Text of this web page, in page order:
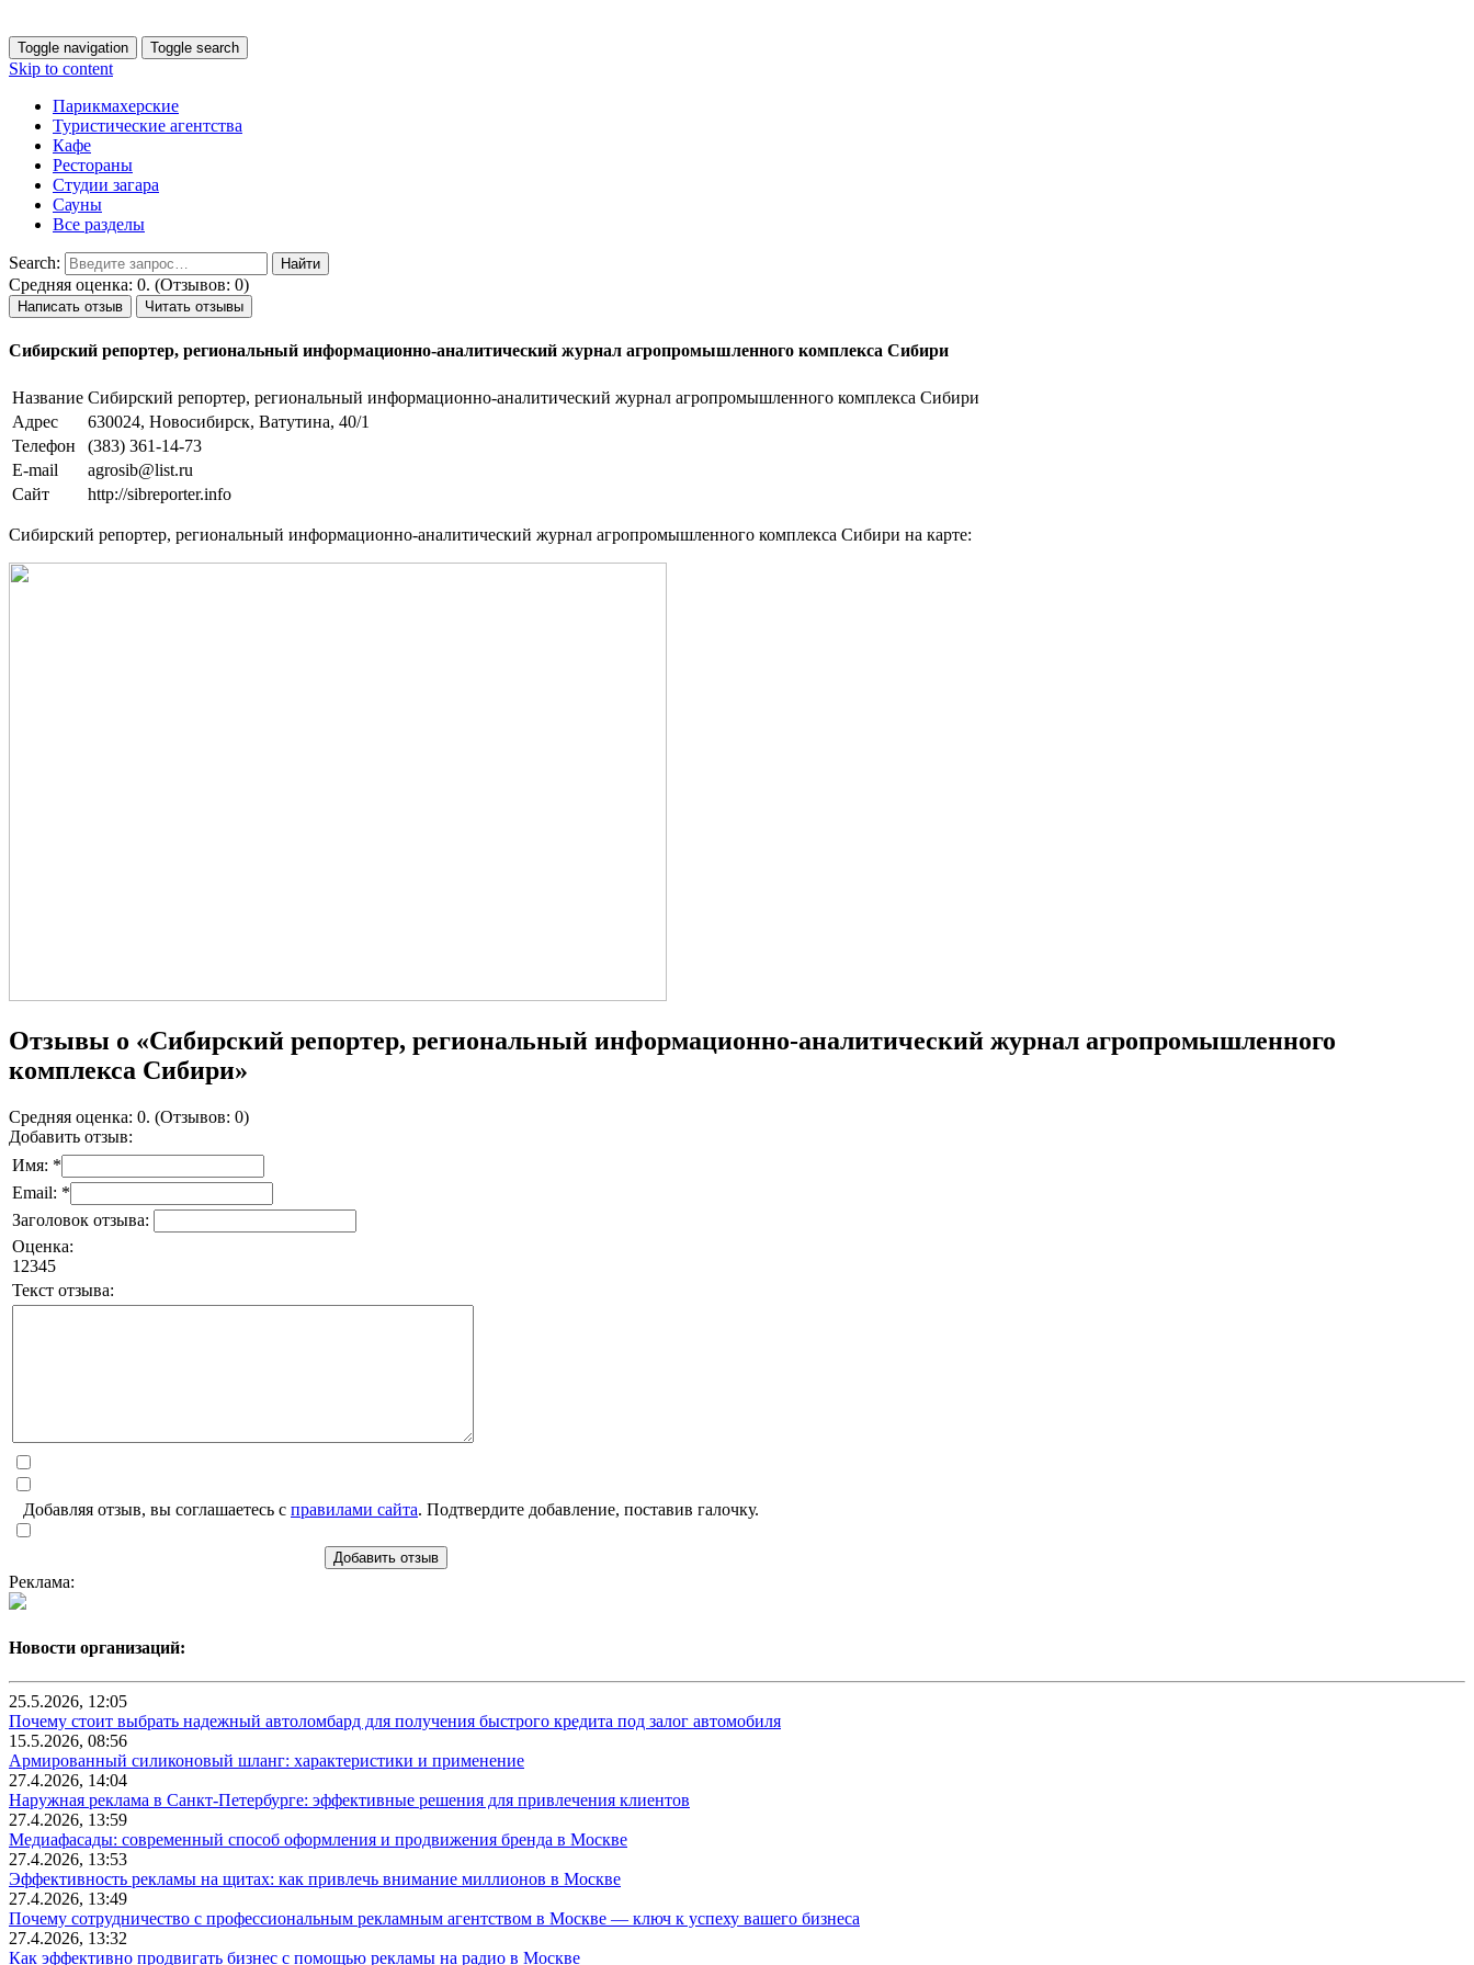
Toggle navigation Toggle search
Skip to content
Парикмахерские
Туристические агентства
Кафе
Рестораны
Студии загара
Сауны
Все разделы
Search:
Средняя оценка: 0. (Отзывов: 0)
Написать отзыв Читать отзывы
Сибирский репортер, региональный информационно-аналитический журнал агропромышленного комплекса Сибири
Название Сибирский репортер, региональный информационно-аналитический журнал агропромышленного комплекса Сибири
Адрес
630024, Новосибирск, Ватутина, 40/1
Телефон
(383) 361-14-73
E-mail
agrosib@list.ru
Сайт
http://sibreporter.info
Сибирский репортер, региональный информационно-аналитический журнал агропромышленного комплекса Сибири на карте:
Отзывы о «Сибирский репортер, региональный информационно-аналитический журнал агропромышленного
комплекса Сибири»
Средняя оценка: 0. (Отзывов: 0)
Добавить отзыв:
Имя: *
Email: *
Заголовок отзыва:
Оценка:
1 2345
Текст отзыва:
Добавляя отзыв, вы соглашаетесь с правилами сайта. Подтвердите добавление, поставив галочку.
Добавить отзыв
Реклама:
Новости организаций:
25.5.2026, 12:05
Почему стоит выбрать надежный автоломбард для получения быстрого кредита под залог автомобиля
15.5.2026, 08:56
Армированный силиконовый шланг: характеристики и применение
27.4.2026, 14:04
Наружная реклама в Санкт-Петербурге: эффективные решения для привлечения клиентов
27.4.2026, 13:59
Медиафасады: современный способ оформления и продвижения бренда в Москве
27.4.2026, 13:53
Эффективность рекламы на щитах: как привлечь внимание миллионов в Москве
27.4.2026, 13:49
Почему сотрудничество с профессиональным рекламным агентством в Москве — ключ к успеху вашего бизнеса
27.4.2026, 13:32
Как эффективно продвигать бизнес с помощью рекламы на радио в Москве